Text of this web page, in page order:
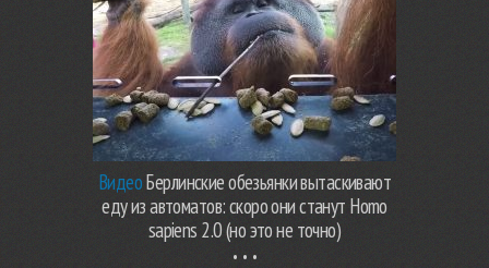
ВидеоБерлинские обезьянки вытаскивают
еду из автоматов: скоро они станут Homo
sapiens 2.0 (но это не точно)